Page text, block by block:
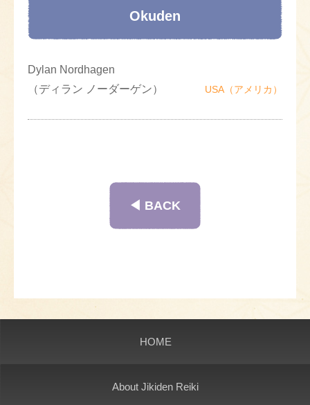
Okuden
Dylan Nordhagen
（ディラン ノーダーゲン）
USA（アメリカ）
◀︎ BACK
HOME
About Jikiden Reiki